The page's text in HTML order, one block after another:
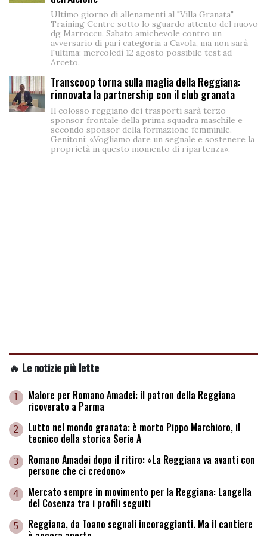
Ultimo giorno di allenamenti al "Villa Granata"
Training Centre sotto lo sguardo attento del nuovo
dg Marroccu. Sabato amichevole contro un
avversario di pari categoria a Cavola, ma non sarà
l'ultima: mercoledì 12 agosto possibile test ad
Arceto.
Transcoop torna sulla maglia della Reggiana:
rinnovata la partnership con il club granata
Il colosso reggiano dei trasporti sarà terzo
sponsor frontale della prima squadra maschile e
secondo sponsor della formazione femminile.
Genitoni: «Vogliamo dare un segnale e sostenere la
proprietà in questo momento di ripartenza».
🔥 Le notizie più lette
1 Malore per Romano Amadei: il patron della Reggiana
ricoverato a Parma
2 Lutto nel mondo granata: è morto Pippo Marchioro, il
tecnico della storica Serie A
3 Romano Amadei dopo il ritiro: «La Reggiana va avanti con
persone che ci credono»
4 Mercato sempre in movimento per la Reggiana: Langella
del Cosenza tra i profili seguiti
5 Reggiana, da Toano segnali incoraggianti. Ma il cantiere